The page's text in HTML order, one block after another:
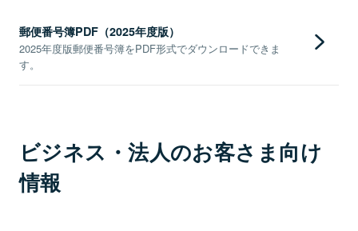
郵便番号簿PDF（2025年度版）
2025年度版郵便番号簿をPDF形式でダウンロードできま
す。
ビジネス・法人のお客さま向け
情報